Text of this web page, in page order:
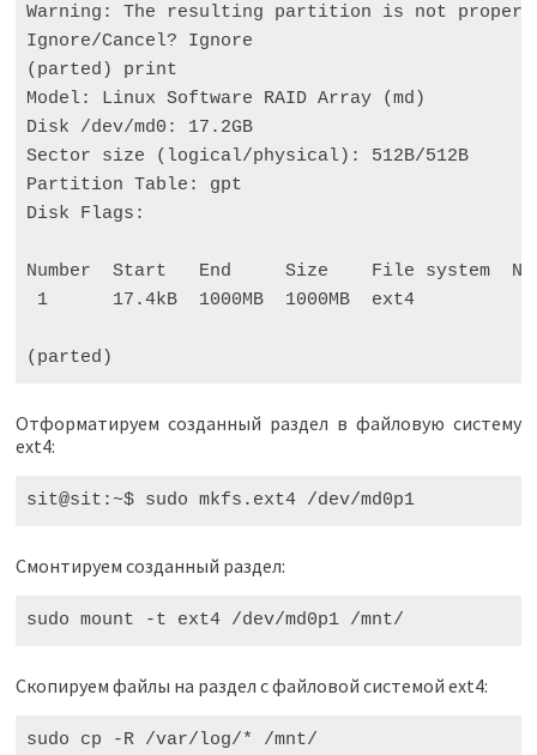
Warning: The resulting partition is not
Ignore/Cancel? Ignore
(parted) print
Model: Linux Software RAID Array (md)
Disk /dev/md0: 17.2GB
Sector size (logical/physical): 512B/512B
Partition Table: gpt
Disk Flags:
Number  Start   End     Size    File system
1      17.4kB  1000MB  1000MB  ext4
Отформатируем созданный раздел в файловую систему
ext4:
sit@sit:~$ sudo mkfs.ext4 /dev/md0p1
Смонтируем созданный раздел:
sudo mount -t ext4 /dev/md0p1 /mnt/
Скопируем файлы на раздел с файловой системой ext4:
sudo cp -R /var/log/* /mnt/